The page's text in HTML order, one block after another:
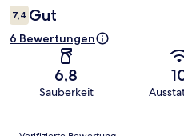
7,4 Gut
6 Bewertungen
6,8
Sauberkeit
Bewertungen